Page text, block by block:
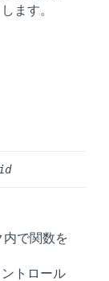
ます。
内で関数を
トロール